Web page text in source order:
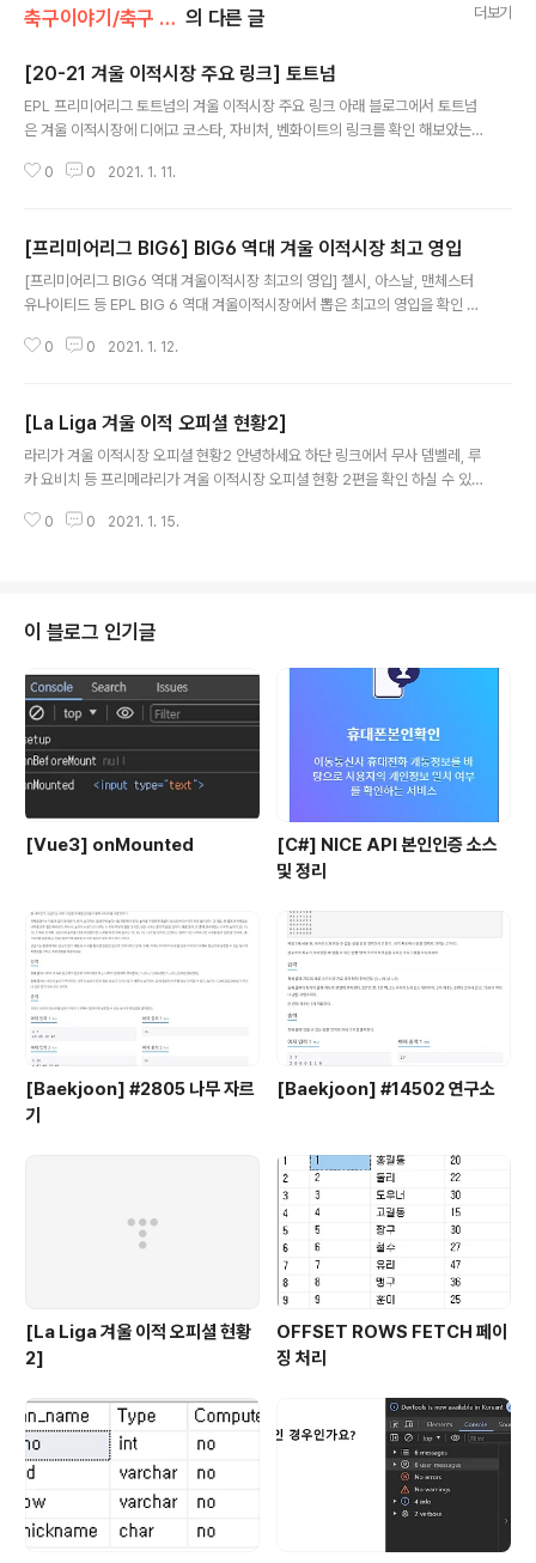
축구이야기/축구 이적시장 의 다른 글 더보기
[20-21 겨울 이적시장 주요 링크] 토트넘
EPL 프리미어리그 토트넘의 겨울 이적시장 주요 링크 아래 블로그에서 토트넘
은 겨울 이적시장에 디에고 코스타, 자비처, 벤화이트의 링크를 확인 해보았는
L 프리미어리그 BIG6 겨울 이적시장 주요 링크 선수들을 확인할 수 있습니다.
즌 겨울 이적시장 주요 링크1. Diego Costa아틀레티코 마드리드가 공격수
디... blog.naver.com
0 0 2021. 1. 11.
[프리미어리그 BIG6] BIG6 역대 겨울 이적시장 최고 영입
[프리미어리그 BIG6 역대 겨울이적시장 최고의 영입] 첼시, 아스날, 맨체스터
유나이티드 등 EPL BIG 6 역대 겨울이적시장에서 뽑은 최고의 영입을 확인 할
어리그 BIG6 역대 겨울이적시장 최고의 영입] 빅6 역대 겨울이적시장 최고의
0 0 2021. 1. 12.
[La Liga 겨울 이적 오피셜 현황2]
라리가 겨울 이적시장 오피셜 현황2 안녕하세요 하단 링크에서 무사 뎀벨레, 루
카 요비치 등 프리메라리가 겨울 이적시장 오피셜 현황 2편을 확인 하실 수 있
라리가 겨울 이적시장 오피셜 현황2] La Liga겨울이적시장 오피셜 현황*La Li
0 0 2021. 1. 15.
이 블로그 인기글
[Vue3] onMounted
[C#] NICE API 본인인증 소스
및 정리
[Baekjoon] #2805 나무 자르
기
[Baekjoon] #14502 연구소
[La Liga 겨울 이적 오피셜 현황
2]
OFFSET ROWS FETCH 페이
징 처리